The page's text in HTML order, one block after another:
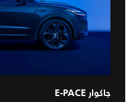
جاكوار E‑PACE